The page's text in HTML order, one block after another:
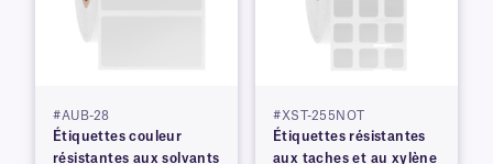
#AUB-28
Étiquettes couleur
résistantes aux solvants
#XST-255NOT
Étiquettes résistantes
aux taches et au xylène